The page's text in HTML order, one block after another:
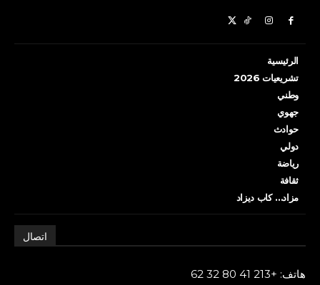
الرئيسية
تشريعيات 2026
وطني
جهوي
حوادث
دولي
رياضة
ثقافة
مزاد… كاب ديزاد
اتصال
هاتف: +213 41 80 32 62